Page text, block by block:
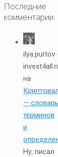
Последние
комментарии
ilya.purtov
на
— словарь
терминов
и
Ну, писал